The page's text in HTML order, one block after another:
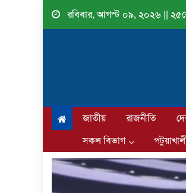
Skip
রবিবার, আগস্ট ০৯, ২০২৬ || ২৫শে
জাতীয় রাজনীতি
সকল বিভাগ